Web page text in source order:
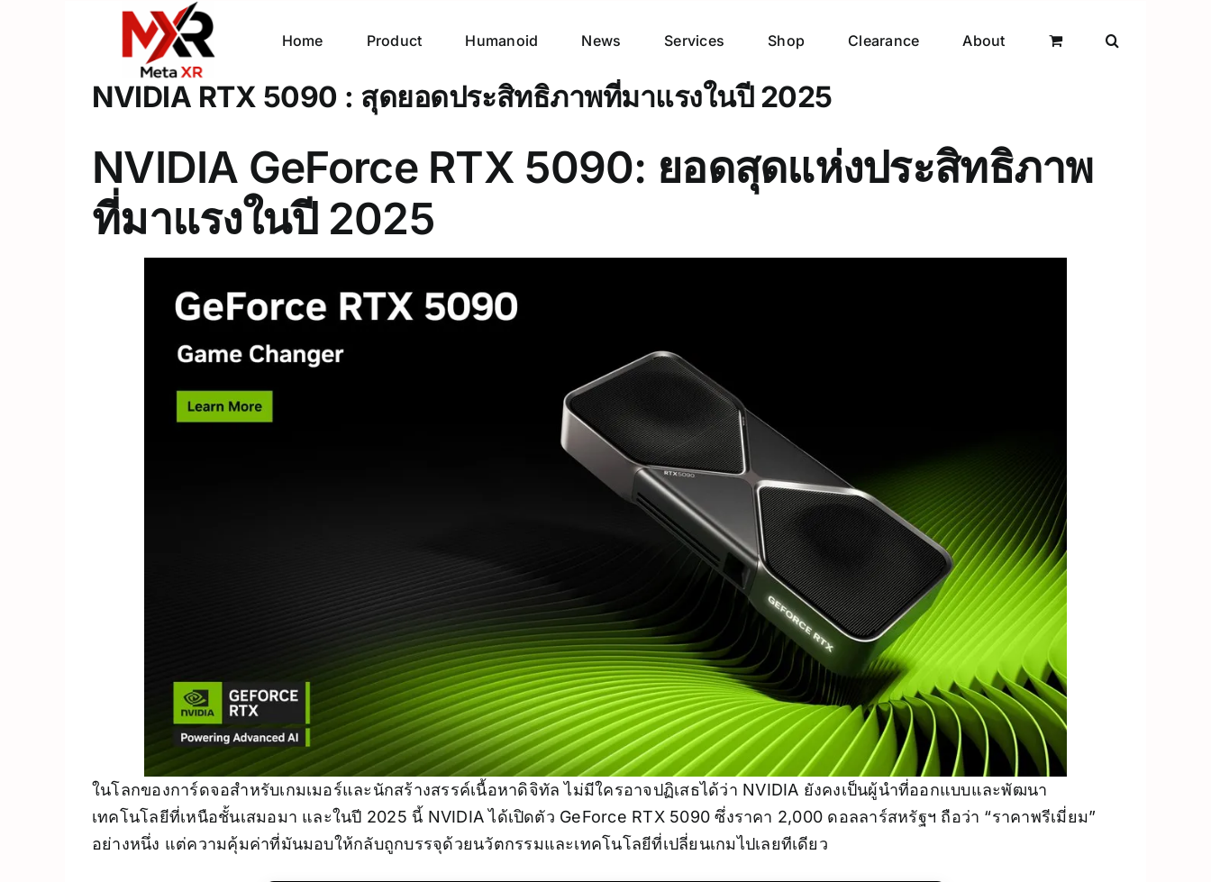
Home Product Humanoid News Services Shop Clearance About
NVIDIA RTX 5090 : สุดยอดประสิทธิภาพที่มาแรงในปี 2025
NVIDIA GeForce RTX 5090: ยอดสุดแห่งประสิทธิภาพ
ที่มาแรงในปี 2025
ในโลกของการ์ดจอสำหรับเกมเมอร์และนักสร้างสรรค์เนื้อหาดิจิทัล ไม่มีใครอาจปฏิเสธได้ว่า NVIDIA ยังคงเป็นผู้นำที่ออกแบบและพัฒนา
เทคโนโลยีที่เหนือชั้นเสมอมา และในปี 2025 นี้ NVIDIA ได้เปิดตัว GeForce RTX 5090 ซึ่งราคา 2,000 ดอลลาร์สหรัฐฯ ถือว่า “ราคาพรีเมี่ยม”
อย่างหนึ่ง แต่ความคุ้มค่าที่มันมอบให้กลับถูกบรรจุด้วยนวัตกรรมและเทคโนโลยีที่เปลี่ยนเกมไปเลยทีเดียว